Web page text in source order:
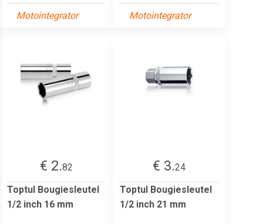
Motointegrator Motointegrator
€ 2.82
Toptul Bougiesleutel
1/2 inch 16 mm
€ 3.24
Toptul Bougiesleutel
1/2 inch 21 mm